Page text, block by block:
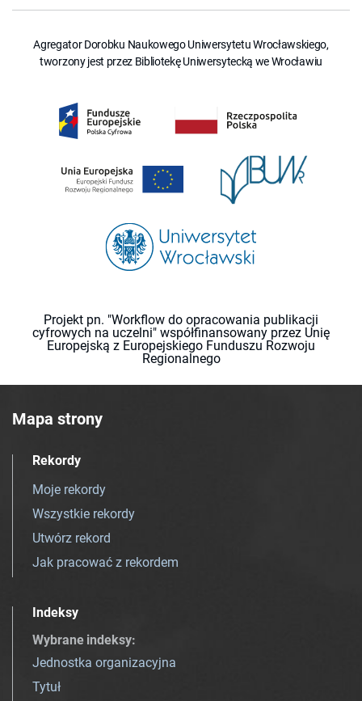
Agregator Dorobku Naukowego Uniwersytetu Wrocławskiego,
tworzony jest przez Bibliotekę Uniwersytecką we Wrocławiu
Projekt pn. "Workflow do opracowania publikacji
cyfrowych na uczelni" współfinansowany przez Unię
Europejską z Europejskiego Funduszu Rozwoju
Regionalnego
Mapa strony
Rekordy
Moje rekordy
Wszystkie rekordy
Utwórz rekord
Jak pracować z rekordem
Indeksy
Wybrane indeksy:
Jednostka organizacyjna
Tytuł